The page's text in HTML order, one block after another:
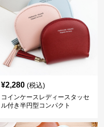
¥2,280 (税込)
コインケースレディースタッセ
ル付き半円型コンパクト